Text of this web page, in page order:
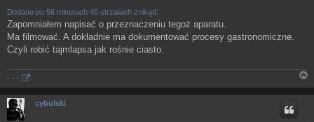
Dodano po 56 minutach 40 strzałach znikąd:
Zapomniałem napisać o przeznaczeniu tegoż aparatu.
Ma filmować. A dokładnie ma dokumentować procesy gastronomiczne.
Czyli robić tajmlapsa jak rośnie ciasto.
- - -
a
cybulski